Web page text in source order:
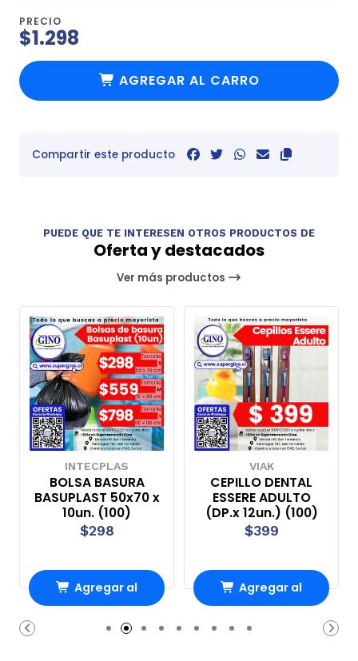
PRECIO
$1.298
AGREGAR AL CARRO
Compartir este producto
PUEDE QUE TE INTERESEN OTROS PRODUCTOS DE
Oferta y destacados
Ver más productos
INTECPLAS
BOLSA BASURA
BASUPLAST 50x70 x
10un. (100)
$298
Agregar al
Carro
VIAK
CEPILLO DENTAL
ESSERE ADULTO
(DP.x 12un.) (100)
$399
Agregar al
Carro